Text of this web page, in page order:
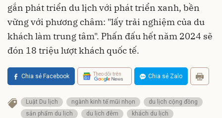
gắn phát triển du lịch với phát triển xanh, bền
vững với phương châm: "lấy trải nghiệm của du
khách làm trung tâm". Phấn đấu hết năm 2024 sẽ
đón 18 triệu lượt khách quốc tế.
Chia sẻ Facebook Theo dõi trên Chia sẻ Zalo
Luật Du lịch ngành kinh tế mũi nhọn
du lịch cộng đồng
sản phẩm du lịch
du lịch đêm
khách du lịch